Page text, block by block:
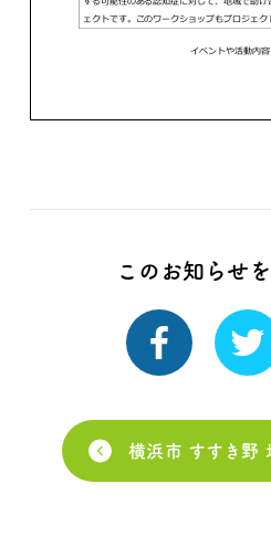
このお知らせ
横浜市 すすき野